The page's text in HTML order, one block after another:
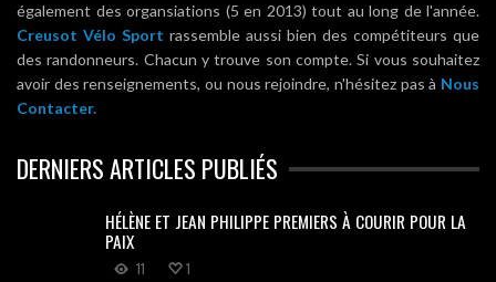
également des organsiations (5 en 2013) tout au long de l'année.
Creusot Vélo Sport rassemble aussi bien des compétiteurs que
des randonneurs. Chacun y trouve son compte. Si vous souhaitez
avoir des renseignements, ou nous rejoindre, n'hésitez pas à Nous
Contacter.
DERNIERS ARTICLES PUBLIÉS
HÉLÈNE ET JEAN PHILIPPE PREMIERS À COURIR POUR LA
PAIX
11 1